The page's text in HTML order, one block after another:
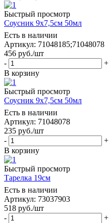
Быстрый просмотр
Соусник 9х7,5см 50мл
Есть в наличии
Артикул: 71048185;71048078
456 руб./шт
-
+
В корзину
Быстрый просмотр
Соусник 9х7,5см 50мл
Есть в наличии
Артикул: 71048078
235 руб./шт
-
+
В корзину
Быстрый просмотр
Тарелка 19см
Есть в наличии
Артикул: 73037903
518 руб./шт
-
+